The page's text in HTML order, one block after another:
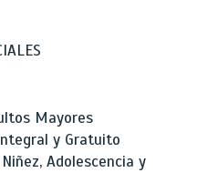
Mayores
y Gratuito
Adolescencia y